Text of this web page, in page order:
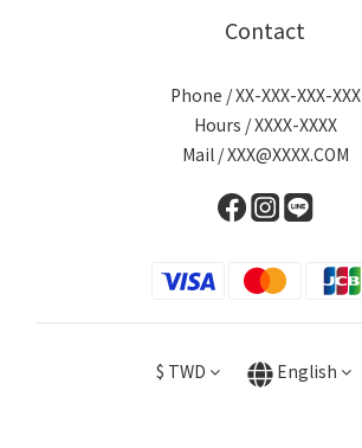
Contact
Phone / XX-XXX-XXX-XXX
Hours / XXXX-XXXX
Mail / XXX@XXXX.COM
$ TWD English